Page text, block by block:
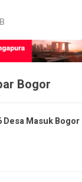
Bogor
Desa Masuk Bogor